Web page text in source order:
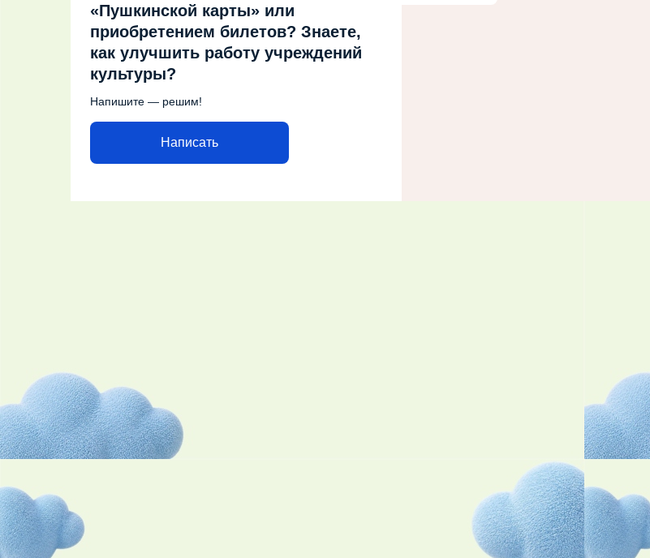
«Пушкинской карты» или
приобретением билетов? Знаете,
как улучшить работу учреждений
культуры?
Напишите — решим!
Написать